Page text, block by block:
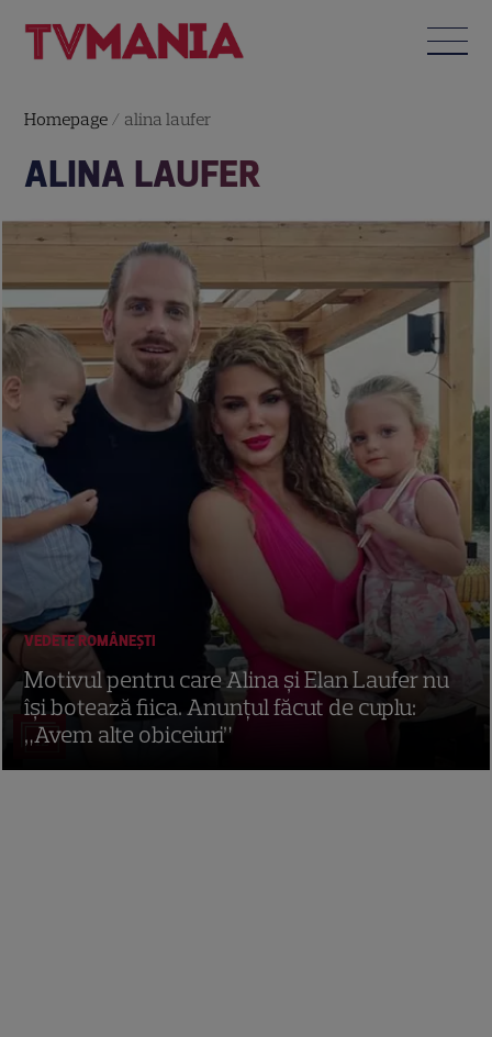
Homepage / alina laufer
ALINA LAUFER
12
VEDETE ROMÂNEŞTI
Motivul pentru care Alina și Elan Laufer nu
își botează fiica. Anunțul făcut de cuplu:
„Avem alte obiceiuri”